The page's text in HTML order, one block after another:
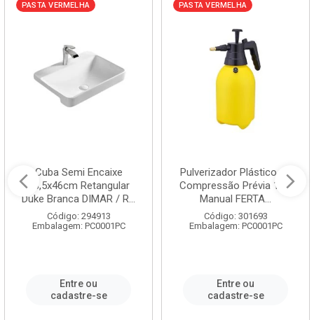
PASTA VERMELHA
Cuba Semi Encaixe
58,5x46cm Retangular
Duke Branca DIMAR / R...
Código: 294913
Embalagem: PC0001PC
Entre ou
cadastre-se
PASTA VERMELHA
Pulverizador Plástico de
Compressão Prévia 1,5L
Manual FERTA...
Código: 301693
Embalagem: PC0001PC
Entre ou
cadastre-se